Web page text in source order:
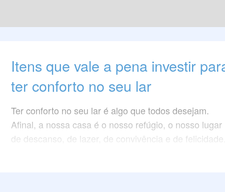
Itens que vale a pena investir
ter conforto no seu lar
Ter conforto no seu lar é algo que todos desejam.
Afinal, a nossa casa é o nosso refúgio, o nosso lugar
de descanso, de lazer, de convivência e de felicidade.